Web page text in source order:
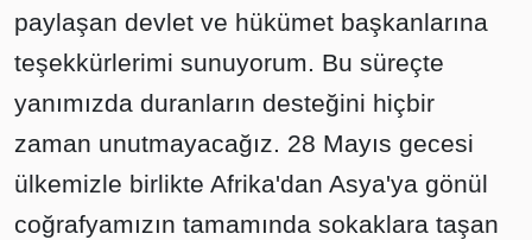
paylaşan devlet ve hükümet başkanlarına
teşekkürlerimi sunuyorum. Bu süreçte
yanımızda duranların desteğini hiçbir
zaman unutmayacağız. 28 Mayıs gecesi
ülkemizle birlikte Afrika'dan Asya'ya gönül
coğrafyamızın tamamında sokaklara taşan